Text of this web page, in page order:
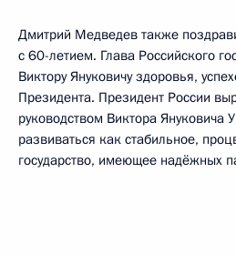
Дмитрий Медведев также
с 60-летием. Глава Российского
Виктору Януковичу здоровья,
Президента. Президент России
руководством Виктора Януковича
развиваться как стабильное,
государство, имеющее надёжных